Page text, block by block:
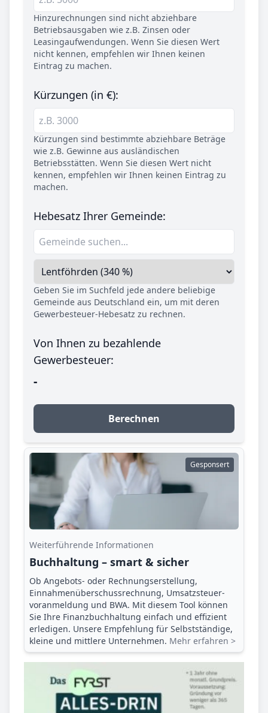
Hinzurechnungen sind nicht abziehbare
Betriebsausgaben wie z.B. Zinsen oder
Leasingaufwendungen. Wenn Sie diesen Wert
nicht kennen, empfehlen wir Ihnen keinen
Eintrag zu machen.
Kürzungen (in €):
Kürzungen sind bestimmte abziehbare Beträge
wie z.B. Gewinne aus ausländischen
Betriebsstätten. Wenn Sie diesen Wert nicht
kennen, empfehlen wir Ihnen keinen Eintrag zu
machen.
Hebesatz Ihrer Gemeinde:
Geben Sie im Suchfeld jede andere beliebige
Gemeinde aus Deutschland ein, um mit deren
Gewerbesteuer-Hebesatz zu rechnen.
Von Ihnen zu bezahlende
Gewerbesteuer:
-
Berechnen
Gesponsert
Weiterführende Informationen
Buchhaltung – smart & sicher
Ob Angebots- oder Rechnungserstellung,
Einnahmenüberschuss­rechnung, Umsatzsteuer­
voranmeldung und BWA. Mit diesem Tool können
Sie Ihre Finanz­buchhaltung einfach und effizient
erledigen. Unsere Empfehlung für Selbstständige,
kleine und mittlere Unternehmen. Mehr erfahren >